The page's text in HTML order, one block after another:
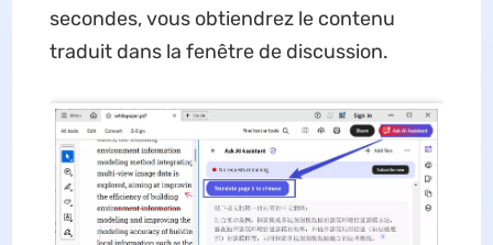
secondes, vous obtiendrez le contenu
traduit dans la fenêtre de discussion.